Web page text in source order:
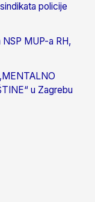
policije
MUP-a RH,
u Zagrebu